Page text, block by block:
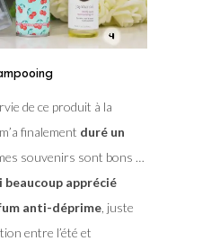
de ce produit à la
finalement duré un
souvenirs sont bons …
beaucoup apprécié
anti-déprime, juste
entre l’été et